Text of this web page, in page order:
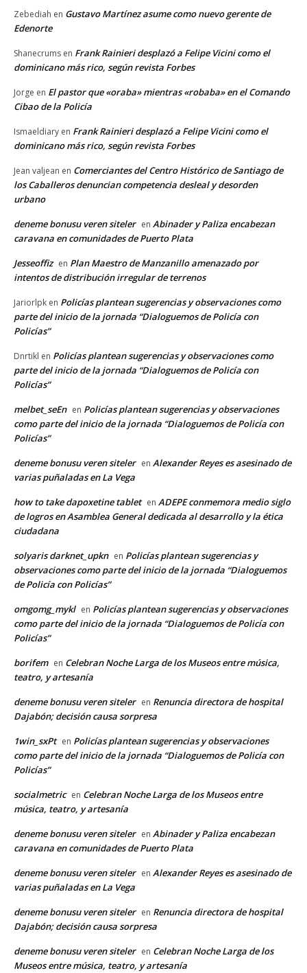
Zebediah en Gustavo Martínez asume como nuevo gerente de
Edenorte
Shanecrums en Frank Rainieri desplazó a Felipe Vicini como el
dominicano más rico, según revista Forbes
Jorge en El pastor que «oraba» mientras «robaba» en el Comando
Cibao de la Policía
Ismaeldiary en Frank Rainieri desplazó a Felipe Vicini como el
dominicano más rico, según revista Forbes
Jean valjean en Comerciantes del Centro Histórico de Santiago de
los Caballeros denuncian competencia desleal y desorden
urbano
deneme bonusu veren siteler en Abinader y Paliza encabezan
caravana en comunidades de Puerto Plata
Jesseoffiz en Plan Maestro de Manzanillo amenazado por
intentos de distribución irregular de terrenos
Jariorlpk en Policías plantean sugerencias y observaciones como
parte del inicio de la jornada “Dialoguemos de Policía con
Policías”
Dnrtikl en Policías plantean sugerencias y observaciones como
parte del inicio de la jornada “Dialoguemos de Policía con
Policías”
melbet_seEn en Policías plantean sugerencias y observaciones
como parte del inicio de la jornada “Dialoguemos de Policía con
Policías”
deneme bonusu veren siteler en Alexander Reyes es asesinado de
varias puñaladas en La Vega
how to take dapoxetine tablet en ADEPE conmemora medio siglo
de logros en Asamblea General dedicada al desarrollo y la ética
ciudadana
solyaris darknet_upkn en Policías plantean sugerencias y
observaciones como parte del inicio de la jornada “Dialoguemos
de Policía con Policías”
omgomg_mykl en Policías plantean sugerencias y observaciones
como parte del inicio de la jornada “Dialoguemos de Policía con
Policías”
borifem en Celebran Noche Larga de los Museos entre música,
teatro, y artesanía
deneme bonusu veren siteler en Renuncia directora de hospital
Dajabón; decisión causa sorpresa
1win_sxPt en Policías plantean sugerencias y observaciones
como parte del inicio de la jornada “Dialoguemos de Policía con
Policías”
socialmetric en Celebran Noche Larga de los Museos entre
música, teatro, y artesanía
deneme bonusu veren siteler en Abinader y Paliza encabezan
caravana en comunidades de Puerto Plata
deneme bonusu veren siteler en Alexander Reyes es asesinado de
varias puñaladas en La Vega
deneme bonusu veren siteler en Renuncia directora de hospital
Dajabón; decisión causa sorpresa
deneme bonusu veren siteler en Celebran Noche Larga de los
Museos entre música, teatro, y artesanía